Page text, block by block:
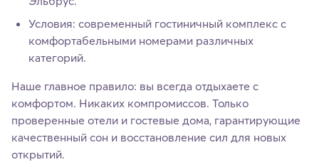
Условия: современный гостиничный комплекс с
комфортабельными номерами различных
категорий.
Наше главное правило: вы всегда отдыхаете с
комфортом. Никаких компромиссов. Только
проверенные отели и гостевые дома, гарантирующие
качественный сон и восстановление сил для новых
открытий.